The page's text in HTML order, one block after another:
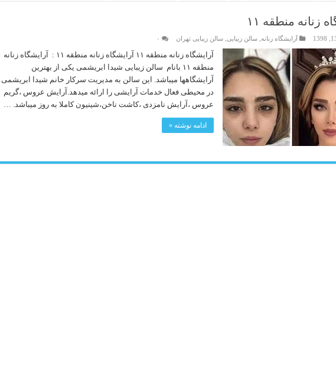
زنانه منطقه ۱۱
آرایشگاه زنانه ,سالن زیبایی ,سالن زیبایی تهران ۰
آرایشگاه زنانه منطقه ۱۱ آرایشگاه زنانه منطقه ۱۱ : آرایشگاه زنانه
منطقه ۱۱ بانام سالن زیبایی شیدا ابریشمی یکی از بهترین
آرایشگاهها میباشد. این سالن به مدیریت سرکار خانم شیدا ابریشمی
در محیطی فعال خدمات آرایشی را ارائه میدهد.آرایش عروس ،گریم
عروس ،آرایش نامزدی ،کاشت ناخن،شینیون کاملا به روز میباشد. …
ادامه نوشته »